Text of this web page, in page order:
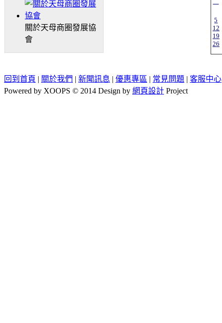
關於天母商圈發展協
會
一
5
12
19
26
回到首頁 | 關於我們 | 新聞訊息 | 優惠專區 | 常見問題 | 客服中心
Powered by XOOPS © 2014 Design by 網頁設計 Project